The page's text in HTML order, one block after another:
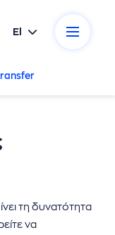
El
τη δυνατότητα
να